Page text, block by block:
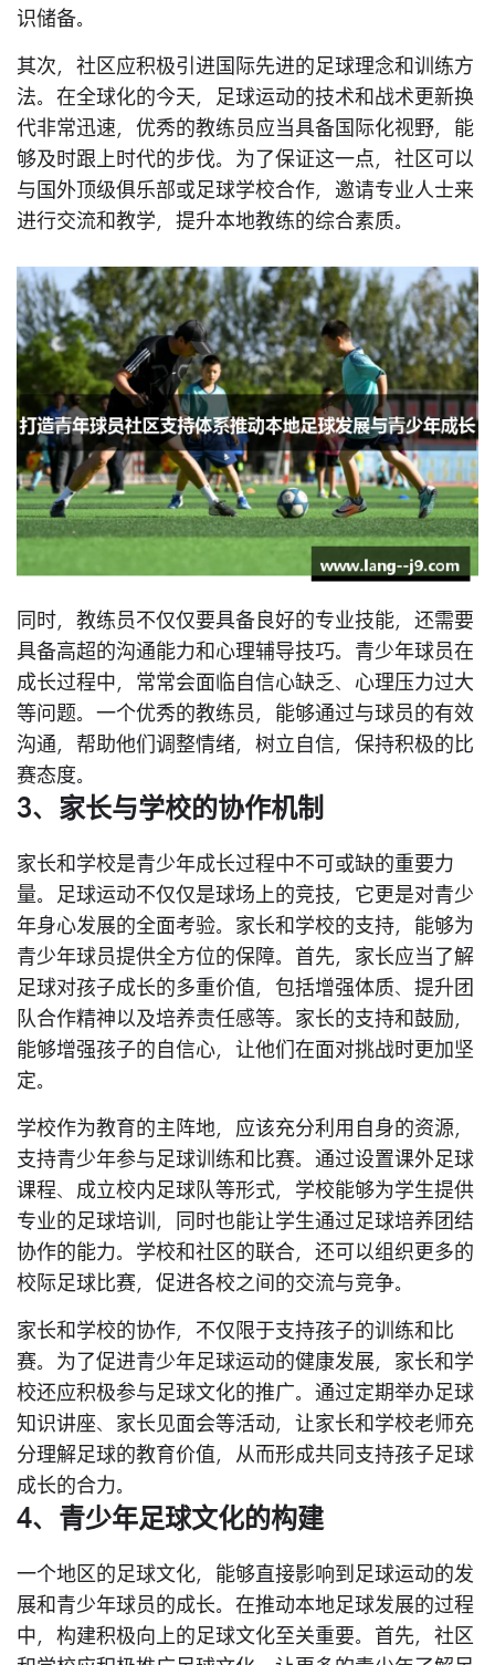
识储备。
其次，社区应积极引进国际先进的足球理念和训练方
法。在全球化的今天，足球运动的技术和战术更新换
代非常迅速，优秀的教练员应当具备国际化视野，能
够及时跟上时代的步伐。为了保证这一点，社区可以
与国外顶级俱乐部或足球学校合作，邀请专业人士来
进行交流和教学，提升本地教练的综合素质。
同时，教练员不仅仅要具备良好的专业技能，还需要
具备高超的沟通能力和心理辅导技巧。青少年球员在
成长过程中，常常会面临自信心缺乏、心理压力过大
等问题。一个优秀的教练员，能够通过与球员的有效
沟通，帮助他们调整情绪，树立自信，保持积极的比
赛态度。
3、家长与学校的协作机制
家长和学校是青少年成长过程中不可或缺的重要力
量。足球运动不仅仅是球场上的竞技，它更是对青少
年身心发展的全面考验。家长和学校的支持，能够为
青少年球员提供全方位的保障。首先，家长应当了解
足球对孩子成长的多重价值，包括增强体质、提升团
队合作精神以及培养责任感等。家长的支持和鼓励，
能够增强孩子的自信心，让他们在面对挑战时更加坚
定。
学校作为教育的主阵地，应该充分利用自身的资源，
支持青少年参与足球训练和比赛。通过设置课外足球
课程、成立校内足球队等形式，学校能够为学生提供
专业的足球培训，同时也能让学生通过足球培养团结
协作的能力。学校和社区的联合，还可以组织更多的
校际足球比赛，促进各校之间的交流与竞争。
家长和学校的协作，不仅限于支持孩子的训练和比
赛。为了促进青少年足球运动的健康发展，家长和学
校还应积极参与足球文化的推广。通过定期举办足球
知识讲座、家长见面会等活动，让家长和学校老师充
分理解足球的教育价值，从而形成共同支持孩子足球
成长的合力。
4、青少年足球文化的构建
一个地区的足球文化，能够直接影响到足球运动的发
展和青少年球员的成长。在推动本地足球发展的过程
中，构建积极向上的足球文化至关重要。首先，社区